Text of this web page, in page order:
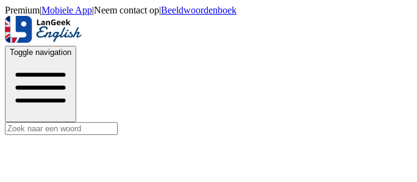
Premium|Mobiele App|Neem contact op|Beeldwoordenboek
Toggle navigation